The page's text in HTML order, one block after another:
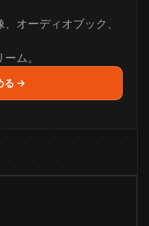
オーディオブック、
ム。
る →